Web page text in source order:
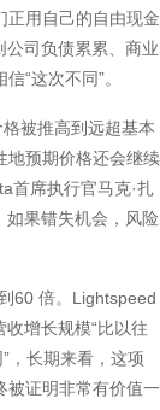
正用自己的自由现金
公司负债累累、商业
“这次不同”。
被推高到远超基本
地预期价格还会继续
首席执行官马克·扎
如果错失机会，风险
60 倍。Lightspeed
增长规模“比以往
，长期来看，这项
被证明非常有价值一